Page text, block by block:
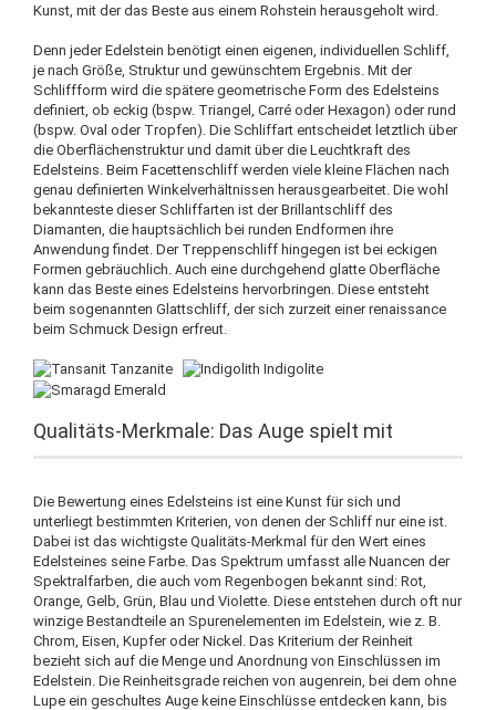
Kunst, mit der das Beste aus einem Rohstein herausgeholt wird.
Denn jeder Edelstein benötigt einen eigenen, individuellen Schliff,
je nach Größe, Struktur und gewünschtem Ergebnis. Mit der
Schliffform wird die spätere geometrische Form des Edelsteins
definiert, ob eckig (bspw. Triangel, Carré oder Hexagon) oder rund
(bspw. Oval oder Tropfen). Die Schliffart entscheidet letztlich über
die Oberflächenstruktur und damit über die Leuchtkraft des
Edelsteins. Beim Facettenschliff werden viele kleine Flächen nach
genau definierten Winkelverhältnissen herausgearbeitet. Die wohl
bekannteste dieser Schliffarten ist der Brillantschliff des
Diamanten, die hauptsächlich bei runden Endformen ihre
Anwendung findet. Der Treppenschliff hingegen ist bei eckigen
Formen gebräuchlich. Auch eine durchgehend glatte Oberfläche
kann das Beste eines Edelsteins hervorbringen. Diese entsteht
beim sogenannten Glattschliff, der sich zurzeit einer renaissance
beim Schmuck Design erfreut.
Qualitäts-Merkmale: Das Auge spielt mit
Die Bewertung eines Edelsteins ist eine Kunst für sich und
unterliegt bestimmten Kriterien, von denen der Schliff nur eine ist.
Dabei ist das wichtigste Qualitäts-Merkmal für den Wert eines
Edelsteines seine Farbe. Das Spektrum umfasst alle Nuancen der
Spektralfarben, die auch vom Regenbogen bekannt sind: Rot,
Orange, Gelb, Grün, Blau und Violette. Diese entstehen durch oft nur
winzige Bestandteile an Spurenelementen im Edelstein, wie z. B.
Chrom, Eisen, Kupfer oder Nickel. Das Kriterium der Reinheit
bezieht sich auf die Menge und Anordnung von Einschlüssen im
Edelstein. Die Reinheitsgrade reichen von augenrein, bei dem ohne
Lupe ein geschultes Auge keine Einschlüsse entdecken kann, bis